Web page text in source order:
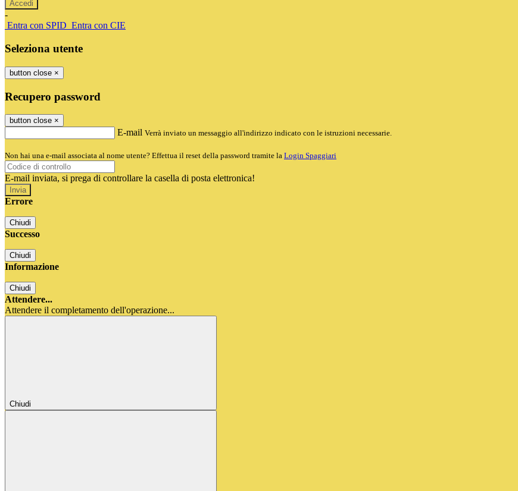
-
Entra con SPID Entra con CIE
Seleziona utente
button close ×
Recupero password
button close ×
E-mail Verrà inviato un messaggio all'indirizzo indicato con le istruzioni necessarie.
Non hai una e-mail associata al nome utente? Effettua il reset della password tramite la Login Spaggiari
E-mail inviata, si prega di controllare la casella di posta elettronica!
Errore
Chiudi
Successo
Chiudi
Informazione
Chiudi
Attendere...
Attendere il completamento dell'operazione...
Chiudi